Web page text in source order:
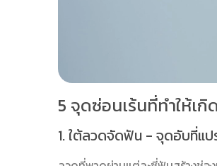
5 จุดซ่อนเร้นที่ทำให้เ
1. ใต้ลวดจัดฟัน - จุดอับที่แป